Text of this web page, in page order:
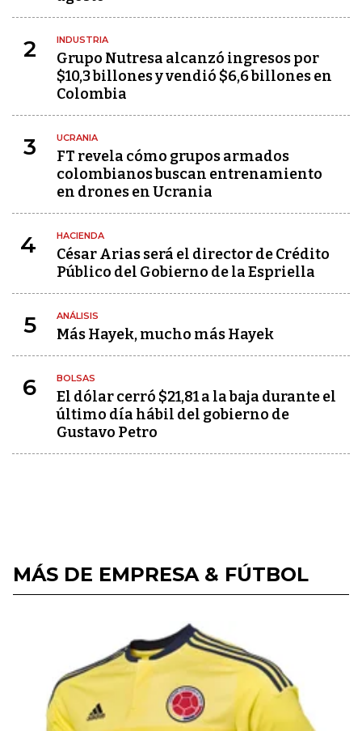
2 INDUSTRIA
Grupo Nutresa alcanzó ingresos por
$10,3 billones y vendió $6,6 billones en
Colombia
3 UCRANIA
FT revela cómo grupos armados
colombianos buscan entrenamiento
en drones en Ucrania
4 HACIENDA
César Arias será el director de Crédito
Público del Gobierno de la Espriella
5 ANÁLISIS
Más Hayek, mucho más Hayek
6 BOLSAS
El dólar cerró $21,81 a la baja durante el
último día hábil del gobierno de
Gustavo Petro
MÁS DE EMPRESA & FÚTBOL